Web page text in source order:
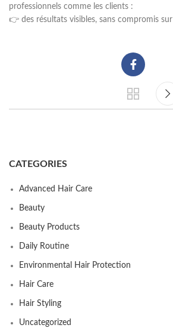
professionnels comme les clients :
👉 des résultats visibles, sans compromis
CATEGORIES
Advanced Hair Care
Beauty
Beauty Products
Daily Routine
Environmental Hair Protection
Hair Care
Hair Styling
Uncategorized